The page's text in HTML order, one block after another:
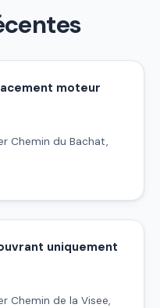
moteur
Chemin du Bachat,
uniquement
Chemin de la Visee,